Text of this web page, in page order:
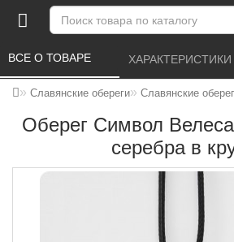
Славянские обереги Славянские
Оберег Символ
серебра в
ВСЕ О ТОВАРЕ ХАРАКТЕРИСТИКИ